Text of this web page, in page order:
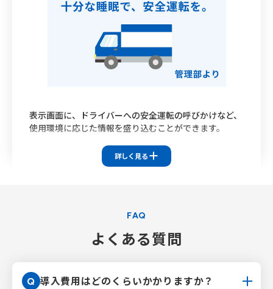
表示画面に、ドライバーへの安全運転の呼びかけなど、
使用環境に応じた情報を盛り込むことができます。
HBP-9031C HBP-9010C
詳しく見る
FAQ
よくある質問
Q 導入費用はどのくらいかかりますか？